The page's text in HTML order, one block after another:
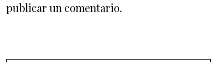
publicar un comentario.